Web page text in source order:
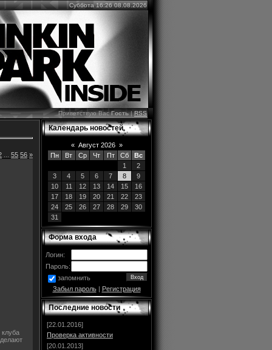
Суббота 16:26 08.08.2026
Приветствую ВасГость|RSS
55 56 »
Календарь новостей
« Август 2026 »
Пн
Вт Ср Чт Пт Сб
Вс
1
2
3
4 5 6 7 8
9
10
11 12 13 14 15
16
17
18 19 20 21 22
23
24
25 26 27 28 29
30
31
Форма входа
Логин:
Пароль:
запомнить
Забыл пароль| Регистрация
Последние новости
[22.01.2016]
Проверка активности
[20.01.2013]